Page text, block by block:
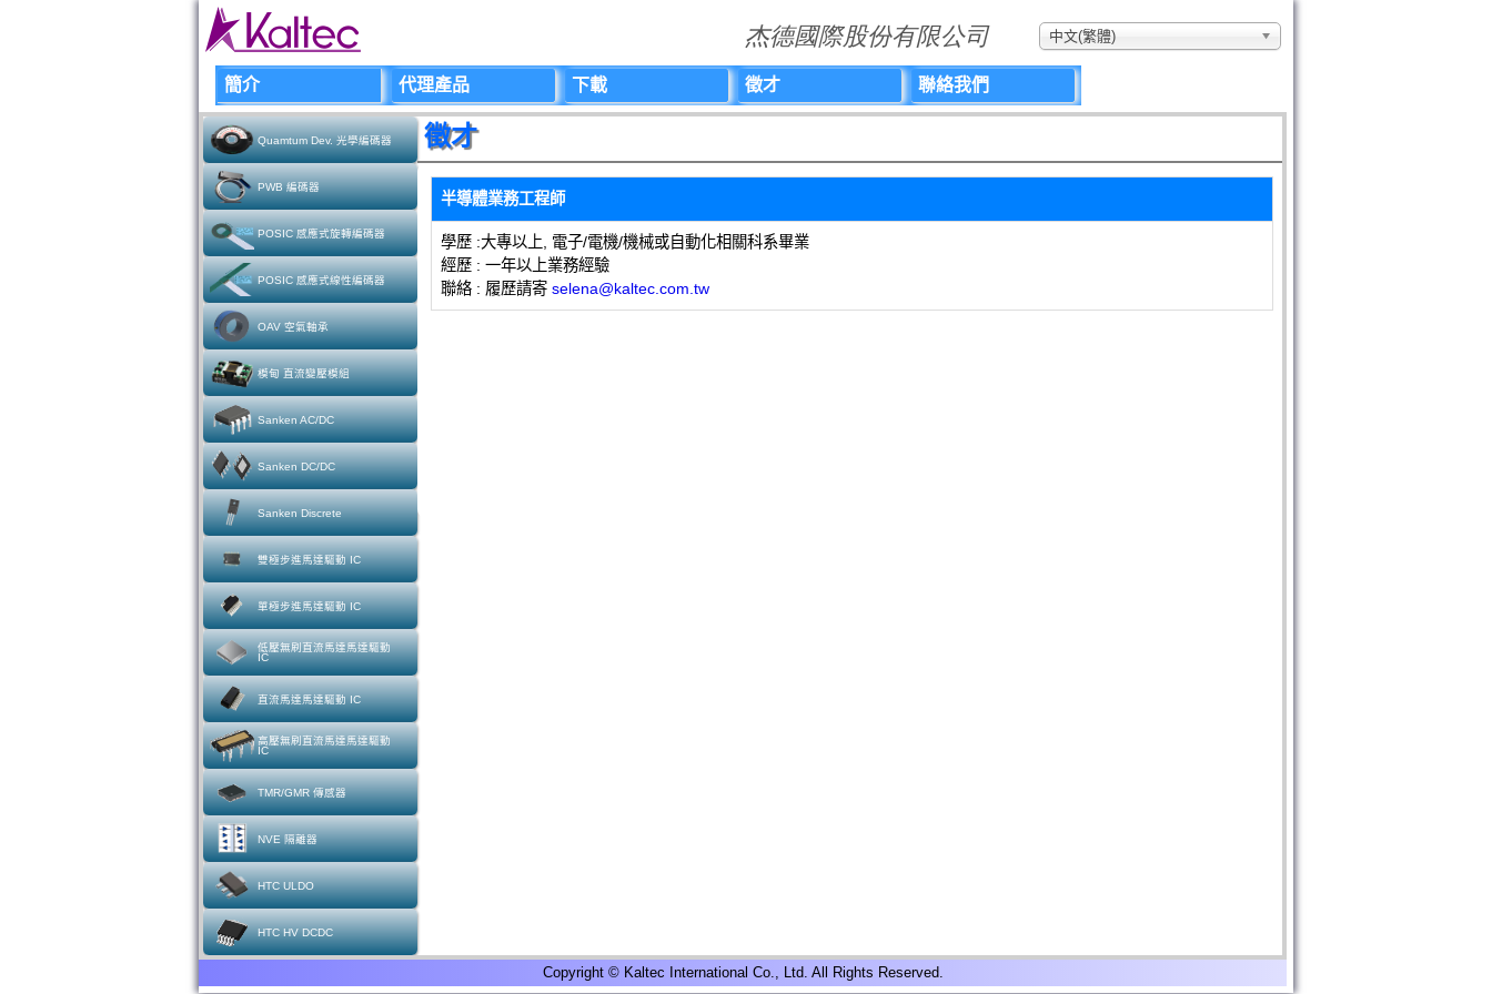
杰德國際股份有限公司 中文(繁體)
簡介 代理產品 下載 徵才 聯絡我們
Quamtum Dev. 光學編碼器
PWB 編碼器
POSIC 感應式旋轉編碼器
POSIC 感應式線性編碼器
OAV 空氣軸承
模甸 直流變壓模組
Sanken AC/DC
Sanken DC/DC
Sanken Discrete
雙極步進馬達驅動 IC
單極步進馬達驅動 IC
低壓無刷直流馬達馬達驅動
IC
直流馬達馬達驅動 IC
高壓無刷直流馬達馬達驅動
IC
TMR/GMR 傳感器
NVE 隔離器
HTC ULDO
HTC HV DCDC
徵才
半導體業務工程師
學歷 :大專以上, 電子/電機/機械或自動化相關科系畢業
經歷 : 一年以上業務經驗
聯絡 : 履歷請寄 selena@kaltec.com.tw
Copyright © Kaltec International Co., Ltd. All Rights Reserved.